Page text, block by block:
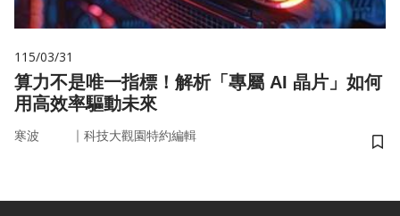
115/03/31
算力不是唯一指標！解析「專屬 AI 晶片」如何
用高效率驅動未來
寒波 ｜ 科技大觀園特約編輯
儲